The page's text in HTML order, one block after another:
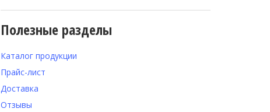
Полезные разделы
Каталог продукции
Прайс-лист
Доставка
Отзывы